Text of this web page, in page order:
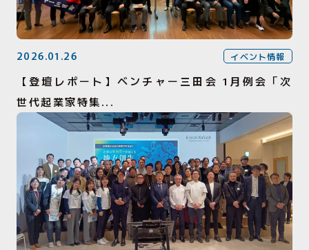
2026.01.26 イベント情報
【登壇レポート】ベンチャー三田会 1月例会「次
世代起業家特集...